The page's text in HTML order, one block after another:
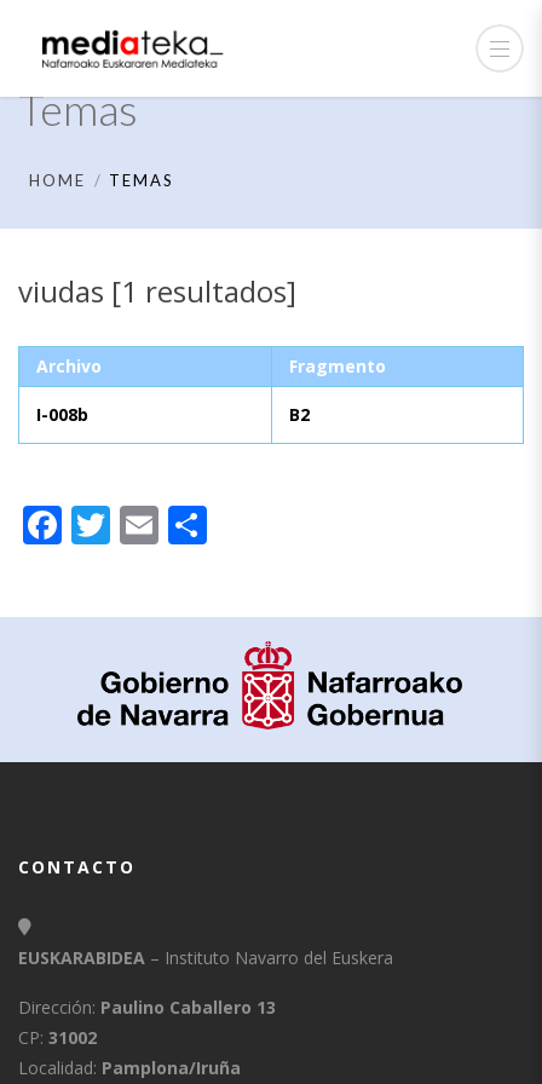
Temas
HOME TEMAS
viudas [1 resultados]
Archivo Fragmento
I-008b B2
Facebook
Twitter
Email
CONTACTO
EUSKARABIDEA – Instituto Navarro del Euskera
Dirección: Paulino Caballero 13
CP: 31002
Localidad: Pamplona/Iruña